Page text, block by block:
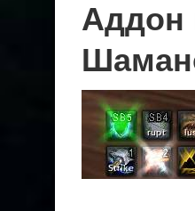
Аддон